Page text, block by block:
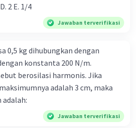
2 D. 2 E. 1/4
Jawaban terverifikasi
0,5 kg dihubungkan dengan
konstanta 200 N/m.
berosilasi harmonis. Jika
adalah 3 cm, maka
Jawaban terverifikasi